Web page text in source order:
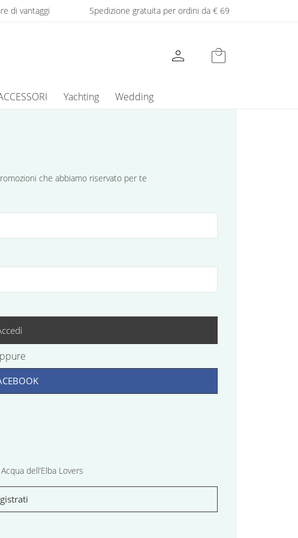
di vantaggi Spedizione gratuita per ordini da € 69
person local_mall
Yachting Wedding
che abbiamo riservato per te
dell’Elba Lovers